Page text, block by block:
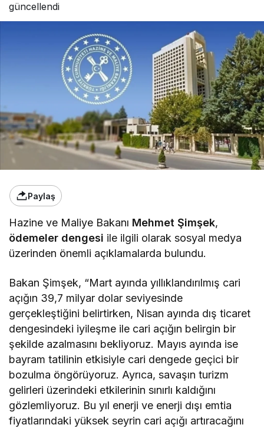
güncellendi
Paylaş
Hazine ve Maliye Bakanı Mehmet Şimşek,
ödemeler dengesi ile ilgili olarak sosyal medya
üzerinden önemli açıklamalarda bulundu.
Bakan Şimşek, “Mart ayında yıllıklandırılmış cari
açığın 39,7 milyar dolar seviyesinde
gerçekleştiğini belirtirken, Nisan ayında dış ticaret
dengesindeki iyileşme ile cari açığın belirgin bir
şekilde azalmasını bekliyoruz. Mayıs ayında ise
bayram tatilinin etkisiyle cari dengede geçici bir
bozulma öngörüyoruz. Ayrıca, savaşın turizm
gelirleri üzerindeki etkilerinin sınırlı kaldığını
gözlemliyoruz. Bu yıl enerji ve enerji dışı emtia
fiyatlarındaki yüksek seyrin cari açığı artıracağını